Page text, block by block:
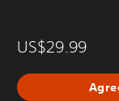
US$29.99